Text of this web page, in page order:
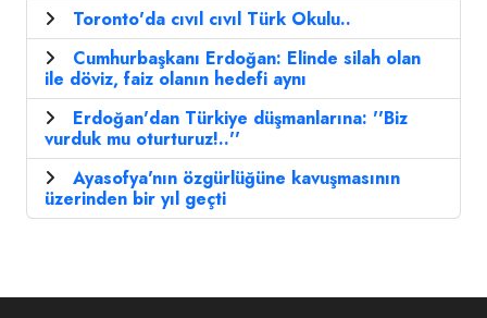
Toronto'da cıvıl cıvıl Türk Okulu..
Cumhurbaşkanı Erdoğan: Elinde silah olan
ile döviz, faiz olanın hedefi aynı
Erdoğan'dan Türkiye düşmanlarına: ''Biz
vurduk mu oturturuz!..''
Ayasofya'nın özgürlüğüne kavuşmasının
üzerinden bir yıl geçti